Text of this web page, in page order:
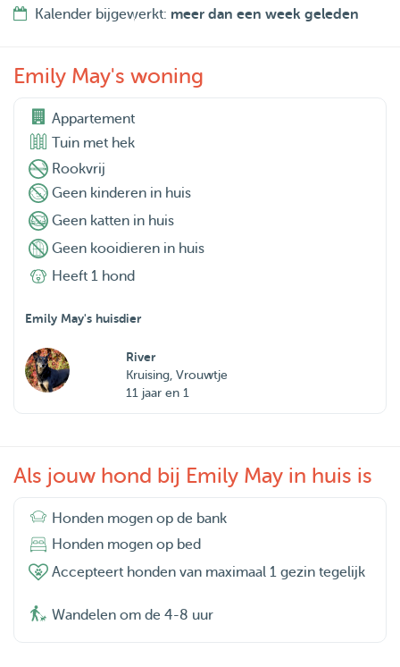
Kalender bijgewerkt: meer dan een week geleden
Emily May's woning
Appartement
Tuin met hek
Rookvrij
Geen kinderen in huis
Geen katten in huis
Geen kooidieren in huis
Heeft 1 hond
Emily May's huisdier
River
Kruising, Vrouwtje
11 jaar en 1
Als jouw hond bij Emily May in huis is
Honden mogen op de bank
Honden mogen op bed
Accepteert honden van maximaal 1 gezin tegelijk
Wandelen om de 4-8 uur